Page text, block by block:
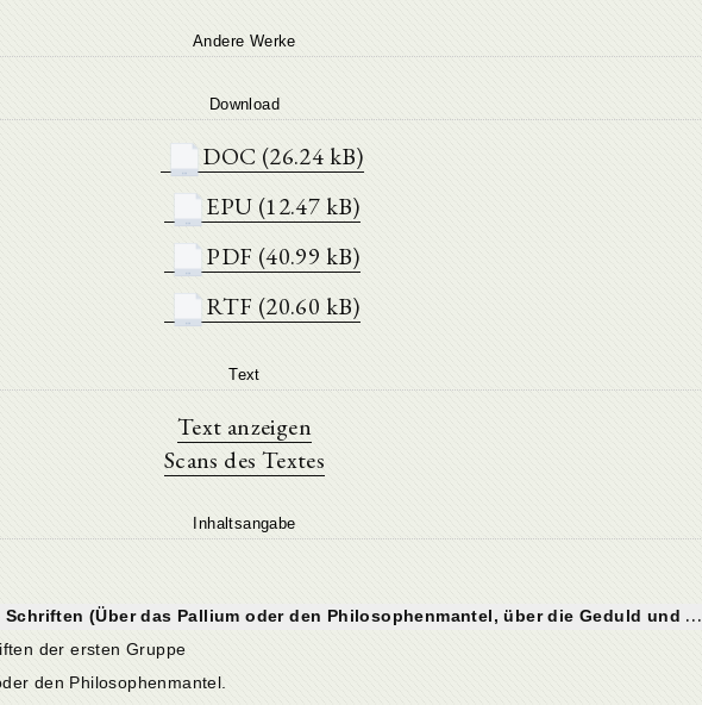
Andere Werke
Download
DOC (26.24 kB)
EPU (12.47 kB)
PDF (40.99 kB)
RTF (20.60 kB)
Text
Text anzeigen
Scans des Textes
Inhaltsangabe
(Über das Pallium oder den Philosophenmantel, über die Geduld und an seine Frau)
der ersten Gruppe
den Philosophenmantel.